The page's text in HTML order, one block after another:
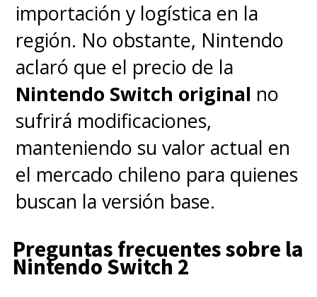
importación y logística en la
región. No obstante, Nintendo
aclaró que el precio de la
Nintendo Switch original no
sufrirá modificaciones,
manteniendo su valor actual en
el mercado chileno para quienes
buscan la versión base.
Preguntas frecuentes sobre la
Nintendo Switch 2